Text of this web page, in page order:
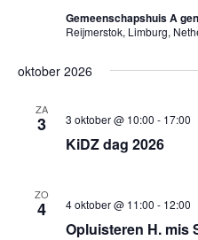
Gemeenschapshuis A
Reijmerstok, Limburg,
oktober 2026
ZA
3
KiDZ dag 2026
3 oktober @ 10:00 - 17:00
ZO
4
Opluisteren H. mis
4 oktober @ 11:00 - 12:00